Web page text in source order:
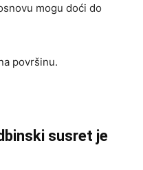
mogu doći do
površinu.
susret je